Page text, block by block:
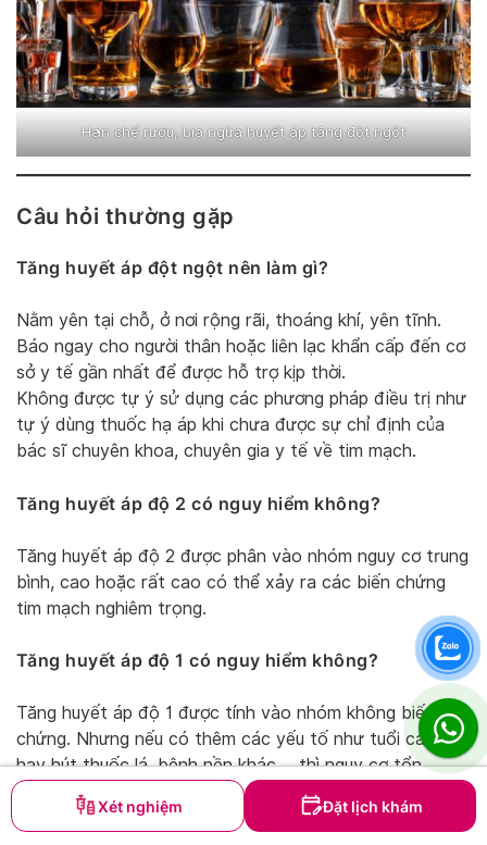
Xét nghiệm Đặt lịch khám
Hạn chế rượu, bia ngừa huyết áp tăng đột ngột
Câu hỏi thường gặp
Tăng huyết áp đột ngột nên làm gì?
Nằm yên tại chỗ, ở nơi rộng rãi, thoáng khí, yên tĩnh.
Báo ngay cho người thân hoặc liên lạc khẩn cấp đến cơ
sở y tế gần nhất để được hỗ trợ kịp thời.
Không được tự ý sử dụng các phương pháp điều trị như
tự ý dùng thuốc hạ áp khi chưa được sự chỉ định của
bác sĩ chuyên khoa, chuyên gia y tế về tim mạch.
Tăng huyết áp độ 2 có nguy hiểm không?
Tăng huyết áp độ 2 được phân vào nhóm nguy cơ trung
bình, cao hoặc rất cao có thể xảy ra các biến chứng
tim mạch nghiêm trọng.
Tăng huyết áp độ 1 có nguy hiểm không?
Tăng huyết áp độ 1 được tính vào nhóm không biến
chứng. Nhưng nếu có thêm các yếu tố như tuổi cao,
hay hút thuốc lá, bệnh nền khác,… thì nguy cơ tổn
thương tim mạch sẽ ở mức trung bình cao.